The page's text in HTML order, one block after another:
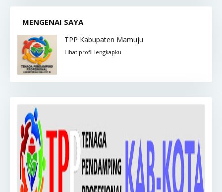
MENGENAI SAYA
TPP Kabupaten Mamuju
Lihat profil lengkapku